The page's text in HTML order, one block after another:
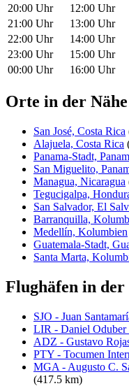
20:00 Uhr
12:00 Uhr
21:00 Uhr
13:00 Uhr
22:00 Uhr
14:00 Uhr
23:00 Uhr
15:00 Uhr
00:00 Uhr
16:00 Uhr
Orte in der
San José, Costa Rica
Alajuela, Costa Rica
Panama-Stadt,
San Miguelito,
Managua, Nicaragua
Tegucigalpa,
San Salvador, El
Barranquilla,
Medellín, Kolumbien
Guatemala-Stadt,
Santa Marta,
Flughäfen in
SJO - Juan
LIR - Daniel
ADZ - Gustavo
PTY - Tocumen
MGA - Augusto C.
(417.5 km)